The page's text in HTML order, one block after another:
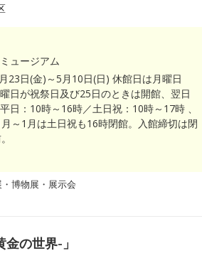
ュージアム
23日(金)～5月10日(日) 休館日は月曜日
曜日が祝祭日及び25日のときは開館、翌日
日：10時～16時／土日祝：10時～17時 、
～1月は土日祝も16時閉館。入館締切は閉
博物展・展示会
の世界-」